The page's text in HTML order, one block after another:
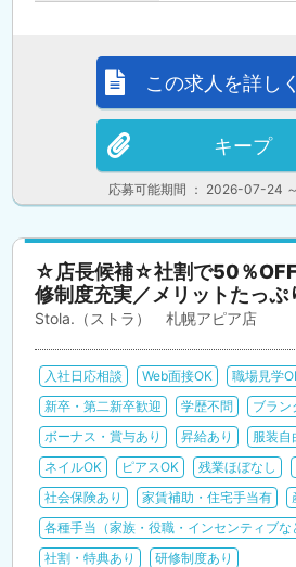
応募可能期間 ： 2026-07-24
この求人を詳し
キープ
☆店長候補☆社割で50％
修制度充実／メリットたっぷ
Stola.（ストラ） 札幌アピア店
入社日応相談 Web面接OK
職場見学
新卒・第二新卒歓迎
学歴不問
ブラン
ボーナス・賞与あり
昇給あり 服装自
ネイルOK
ピアスOK 残業ほぼなし
社会保険あり
家賃補助・住宅手当有
各種手当（家族・役職・インセンティブな
社割・特典あり
研修制度あり